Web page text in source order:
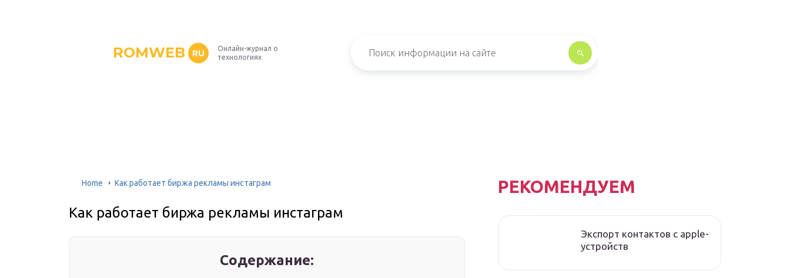
ROMWEB RU
Онлайн-журнал о
технологиях
Home Как работает биржа рекламы инстаграм
Как работает биржа рекламы инстаграм
Содержание:
РЕКОМЕНДУЕМ
Экспорт контактов с apple-
устройств